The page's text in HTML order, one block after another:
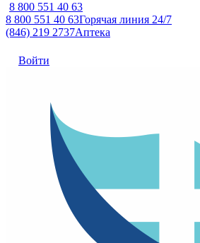
8 800 551 40 63
8 800 551 40 63Горячая линия 24/7
(846) 219 2737Аптека
Войти